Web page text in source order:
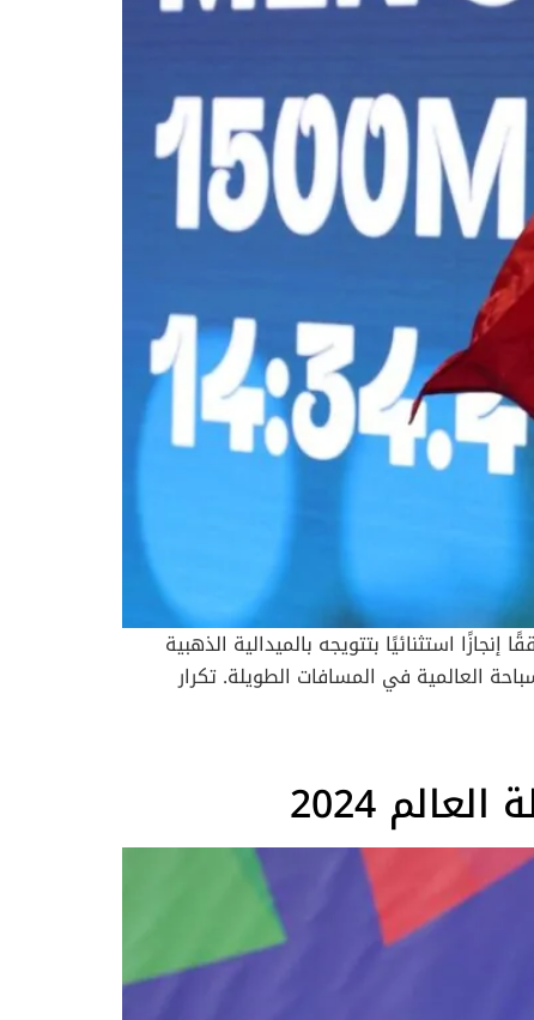
سيارة رياضية خارقة إنتاجية قادرة على بلوغ 10,000 دورة في الدقيقة، وهو إنجاز هندسي فريد. تجسد تيميراريو، باعتبارها مركبة كهربائية عالية الأداء HPEV، فلسفة
تلائم مختلف جوانب الحياة اليومية بكفاءة
استثنائيًا بتتويجه بالميدالية الذهبية
كأحد أبرز نجوم السباحة العالمية في المسافات الطويلة. تكرار
متفوقًا بفارق 1.28 ثانية عن شفارتس. هذا الفوز لم يكن سهلًا، خاصة مع وجود منافسين أقوياء مثل
الأمريكي بوبي فينك، البطل الأولمبي مرتين وحامل الرقم القياسي العالمي، الذي حل ثالثًا وحصل على الميدالية البرونزية بفارق 2.19 ثانية عن البطل التونسي. “كنت
الأقوى ذهنيًا”. هذه الكلمات تلخص سر تفوقه،
المائي وكان الجوادي قد افتتح رصيده
الذهبي، عندما أحرز ذهبية سباق 800 متر في منافسات السباحة بمونديال الألعاب المائية. وقد قطع مسافة السباق بزمن قدره 7:36.88 دقائق، وهو ثالث أفضل توقيت
في تاريخ السباق، متقدمًا على الألمانيين سفن شفارتس (صاحب الفضية بزمن 7:39.96 دقائق) ولوكاس مايرتنز (الذي نال البرونزية بزمن 7:40.19 دقائق). هذا الإنجاز
باريس الصيف الماضي، ما يؤكد على تطوره
وأن المستقبل يحمل له المزيد من الإنجازات.
2024